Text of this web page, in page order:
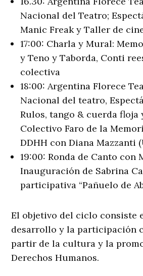
Nacional del Teatro;
Manic Freak y Taller de
17:00: Charla y Mural:
y Teno y Taborda, Conti
colectiva
18:00: Argentina Florece
Nacional del teatro,
Rulos, tango & cuerda floja
Colectivo Faro de la
DDHH con Diana Mazzanti
19:00: Ronda de Canto con
Inauguración de Sabrina
participativa “Pañuelo de
El objetivo del ciclo consiste
desarrollo y la participación
partir de la cultura y la
Derechos Humanos.